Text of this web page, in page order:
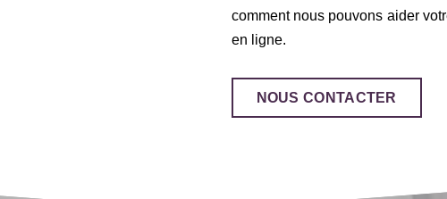
comment nous pouvons aider
en ligne.
NOUS CONTACTER